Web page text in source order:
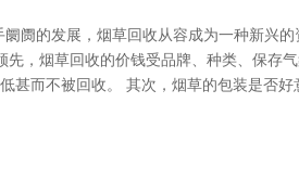
阓的发展，烟草回收从容成为一种新兴
，烟草回收的价钱受品牌、种类、保
甚而不被回收。 其次，烟草的包装是否